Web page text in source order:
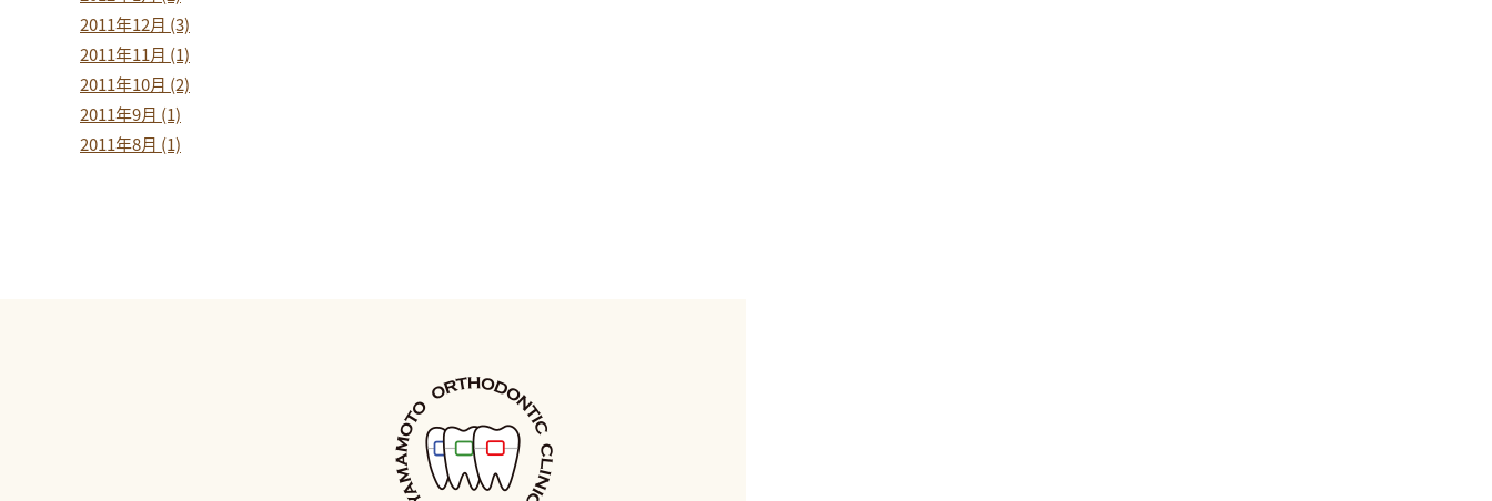
2011年12月 (3)
2011年11月 (1)
2011年10月 (2)
2011年9月 (1)
2011年8月 (1)